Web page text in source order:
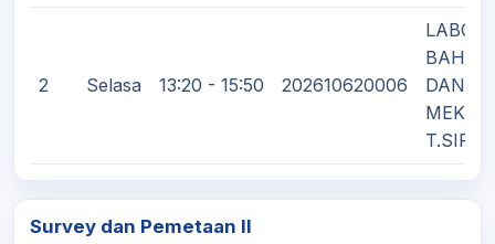
2 Selasa 13:20 - 15:50 202610620006
LABOR
BAHAN
DAN
T.SIPIL
Survey dan Pemetaan II